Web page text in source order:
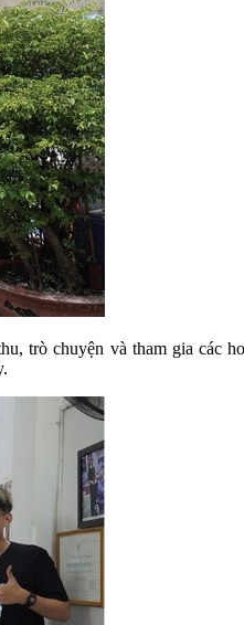
trò chuyện và tham gia các